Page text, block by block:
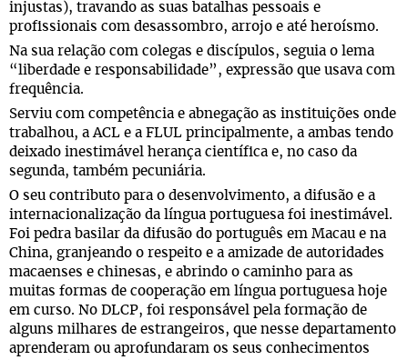
injustas), travando as suas batalhas pessoais e
profissionais com desassombro, arrojo e até heroísmo.
Na sua relação com colegas e discípulos, seguia o lema
“liberdade e responsabilidade”, expressão que usava com
frequência.
Serviu com competência e abnegação as instituições onde
trabalhou, a ACL e a FLUL principalmente, a ambas tendo
deixado inestimável herança científica e, no caso da
segunda, também pecuniária.
O seu contributo para o desenvolvimento, a difusão e a
internacionalização da língua portuguesa foi inestimável.
Foi pedra basilar da difusão do português em Macau e na
China, granjeando o respeito e a amizade de autoridades
macaenses e chinesas, e abrindo o caminho para as
muitas formas de cooperação em língua portuguesa hoje
em curso. No DLCP, foi responsável pela formação de
alguns milhares de estrangeiros, que nesse departamento
aprenderam ou aprofundaram os seus conhecimentos